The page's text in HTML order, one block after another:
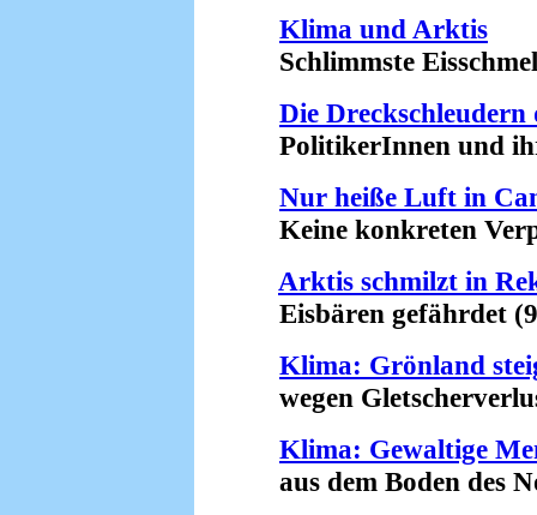
Klima und Arktis
Schlimmste
Die
PolitikerInnen und
Nur heiße Luft in
Keine konkreten
Arktis schmilzt in
Eisbären gefährdet
Klima: Grönland
wegen
Klima: Gewaltige
aus dem Boden des